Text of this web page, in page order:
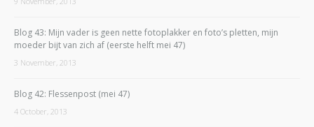
Blog 43: Mijn vader is geen nette fotoplakker en foto’s pletten, mijn
moeder bijt van zich af (eerste helft mei 47)
3 November, 2013
Blog 42: Flessenpost (mei 47)
4 October, 2013